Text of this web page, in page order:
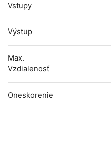
Vstupy
Výstup
Max.
Vzdialenosť
Oneskorenie